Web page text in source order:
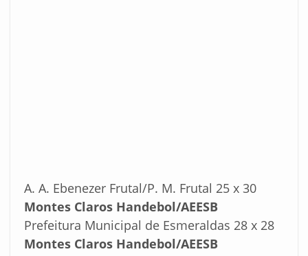
A. A. Ebenezer Frutal/P. M. Frutal 25 x 30
Montes Claros Handebol/AEESB
Prefeitura Municipal de Esmeraldas 28 x 28
Montes Claros Handebol/AEESB